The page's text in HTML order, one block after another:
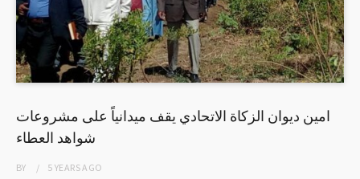
امين ديوان الزكاة الاتحادي يقف ميدانياً على مشروعات
شواهد العطاء
BY 5 YEARSAGO